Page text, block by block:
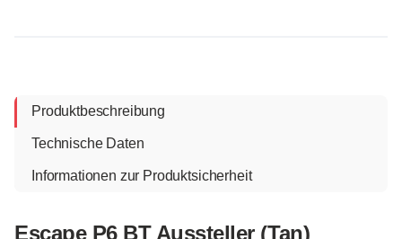
Produktbeschreibung
Technische Daten
Informationen zur Produktsicherheit
Escape P6 BT Aussteller (Tan)